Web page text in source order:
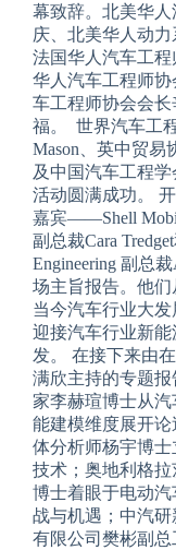
幕致辞。北美华
庆、北美华人动力
法国华人汽车工
华人汽车工程师
车工程师协会会
福。 世界汽车工
Mason、英中贸易
及中国汽车工程
活动圆满成功。
嘉宾——Shell
副总裁Cara
Engineering 副总
场主旨报告。他
当今汽车行业大
迎接汽车行业新
发。 在接下来由
满欣主持的专题
家李赫瑄博士从
能建模维度展开论
体分析师杨宇博
技术；奥地利格
博士着眼于电动
战与机遇；中汽
有限公司樊彬副